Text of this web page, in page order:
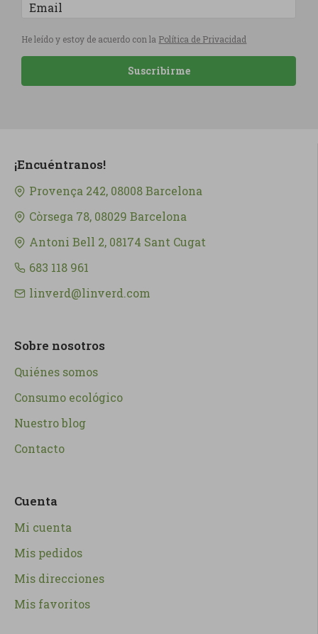
He leído y estoy de acuerdo con la Política de Privacidad
Suscribirme
¡Encuéntranos!
Provença 242, 08008 Barcelona
Còrsega 78, 08029 Barcelona
Antoni Bell 2, 08174 Sant Cugat
683 118 961
linverd@linverd.com
Sobre nosotros
Quiénes somos
Consumo ecológico
Nuestro blog
Contacto
Cuenta
Mi cuenta
Mis pedidos
Mis direcciones
Mis favoritos